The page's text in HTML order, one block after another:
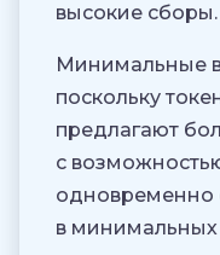
высокие сборы.
Минимальные
поскольку
предлагают
с
одновременно
в минимальных